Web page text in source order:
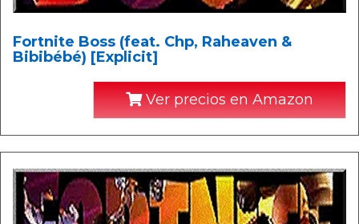
Fortnite Boss (feat. Chp, Raheaven &
Bibibébé) [Explicit]
Ver precios en Amazon